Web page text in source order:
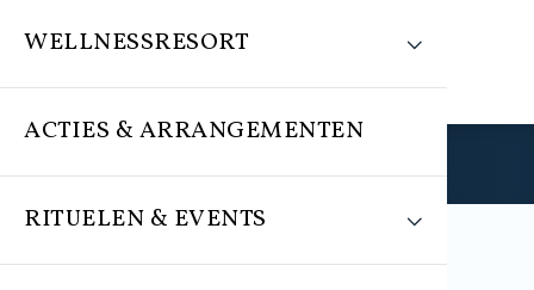
WELLNESSRESORT
ACTIES & ARRANGEMENTEN
RITUELEN & EVENTS